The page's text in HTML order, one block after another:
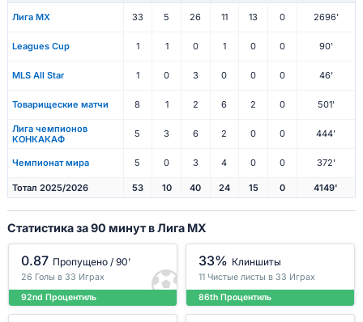
Лига МХ 33 5 26 11 13 0 2696'
Leagues Cup 1 1 0 1 0 0 90'
MLS All Star 1 0 3 0 0 0 46'
Товарищеские матчи 8 1 2 6 2 0 501'
Лига чемпионов
КОНКАКАФ
5 3 6 2 0 0 444'
Чемпионат мира 5 0 3 4 0 0 372'
Тотал 2025/2026 53 10 40 24 15 0 4149'
Статистика за 90 минут в Лига МХ
0.87 Пропущено / 90'
26 Голы в 33 Играх
92nd Процентиль
33% Клиншиты
11 Чистые листы в 33 Играх
86th Процентиль